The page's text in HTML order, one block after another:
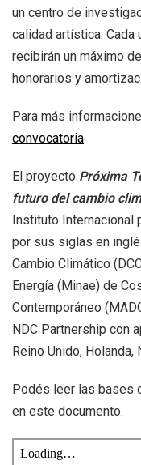
un centro de
calidad artística.
recibirán un máximo
honorarios y
Para más
convocatoria.
El proyecto Próxima
futuro del cambio
Instituto Internacional
por sus siglas en
Cambio Climático
Energía (Minae) de
Contemporáneo
NDC Partnership con
Reino Unido, Holanda,
Podés leer las bases
en este documento.